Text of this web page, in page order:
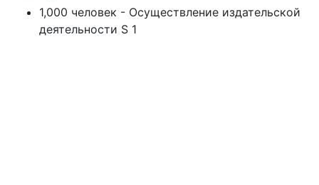
1,000 человек - Осуществление издательской
деятельности S 1